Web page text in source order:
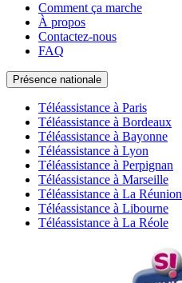
Comment ça marche
À propos
Contactez-nous
FAQ
Présence nationale
Téléassistance à Paris
Téléassistance à Bordeaux
Téléassistance à Bayonne
Téléassistance à Lyon
Téléassistance à Perpignan
Téléassistance à Marseille
Téléassistance à La Réunion
Téléassistance à Libourne
Téléassistance à La Réole